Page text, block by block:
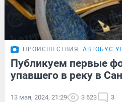
ПРОИСШЕСТВИЯ АВТОБУС
Публикуем первые
упавшего в реку в
13 мая, 2024, 21:29 3 623 3